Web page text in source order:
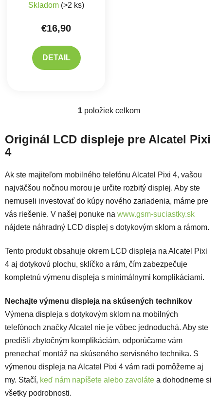
Skladom (>2 ks)
€16,90
DETAIL
Ovládacie prvky výpisu
1 položiek celkom
Originál LCD displeje pre Alcatel Pixi
4
Ak ste majiteľom mobilného telefónu Alcatel Pixi 4, vašou
najväčšou nočnou morou je určite rozbitý displej. Aby ste
nemuseli investovať do kúpy nového zariadenia, máme pre
vás riešenie. V našej ponuke na www.gsm-suciastky.sk
nájdete náhradný LCD displej s dotykovým sklom a rámom.
Tento produkt obsahuje okrem LCD displeja na Alcatel Pixi
4 aj dotykovú plochu, sklíčko a rám, čím zabezpečuje
kompletnú výmenu displeja s minimálnymi komplikáciami.
Nechajte výmenu displeja na skúsených technikov
Výmena displeja s dotykovým sklom na mobilných
telefónoch značky Alcatel nie je vôbec jednoduchá. Aby ste
predišli zbytočným komplikáciám, odporúčame vám
prenechať montáž na skúseného servisného technika. S
výmenou displeja na Alcatel Pixi 4 vám radi pomôžeme aj
my. Stačí, keď nám napíšete alebo zavoláte a dohodneme si
všetky podrobnosti.